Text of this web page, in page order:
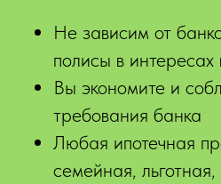
Не зависим от
полисы в интересах
Вы экономите и
требования банка
Любая ипотечная
семейная,